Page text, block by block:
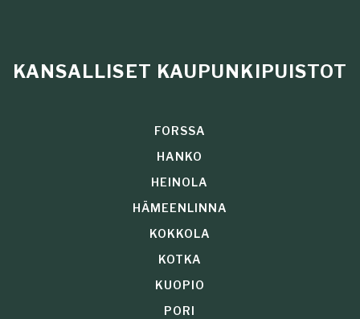
KANSALLISET KAUPUNKIPUISTOT
FORSSA
HANKO
HEINOLA
HÄMEENLINNA
KOKKOLA
KOTKA
KUOPIO
PORI